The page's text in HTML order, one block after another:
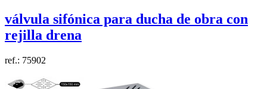
válvula sifónica para ducha de obra con
rejilla drena
ref.: 75902